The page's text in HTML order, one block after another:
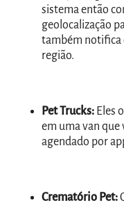
sistema então
geolocalização
também notifica
região.
Pet Trucks: Eles
em uma van que
agendado por
Crematório Pet: